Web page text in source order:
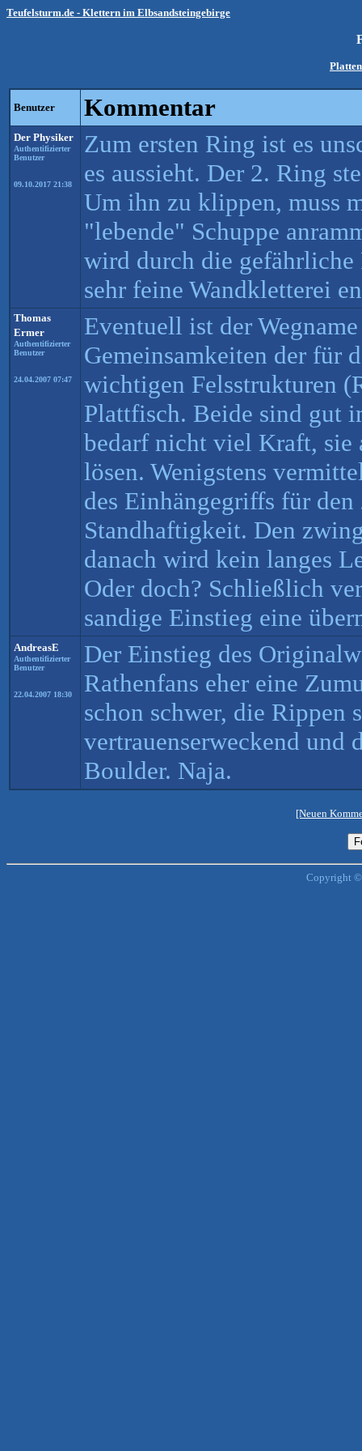
Teufelsturm.de - Klettern im Elbsandsteingebirge
Benutzer Kommentar
Der Physiker
Authentifizierter
Benutzer
09.10.2017 21:38
Zum ersten Ring ist es
es aussieht. Der 2. Ring
Um ihn zu klippen, muss
"lebende" Schuppe
wird durch die
sehr feine Wandkletterei
Thomas
Ermer
Authentifizierter
Benutzer
24.04.2007 07:47
Eventuell ist der
Gemeinsamkeiten der für
wichtigen Felsstrukturen
Plattfisch. Beide sind gut
bedarf nicht viel Kraft, sie
lösen. Wenigstens
des Einhängegriffs für
Standhaftigkeit. Den
danach wird kein langes
Oder doch? Schließlich
sandige Einstieg eine
AndreasE
Authentifizierter
Benutzer
22.04.2007 18:30
Der Einstieg des
Rathenfans eher eine
schon schwer, die Rippen
vertrauenserweckend und
Boulder. Naja.
[Neuen
Copyright ©